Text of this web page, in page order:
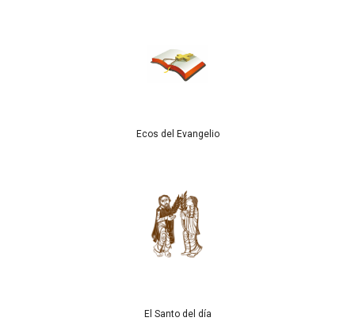
Ecos del Evangelio
El Santo del día